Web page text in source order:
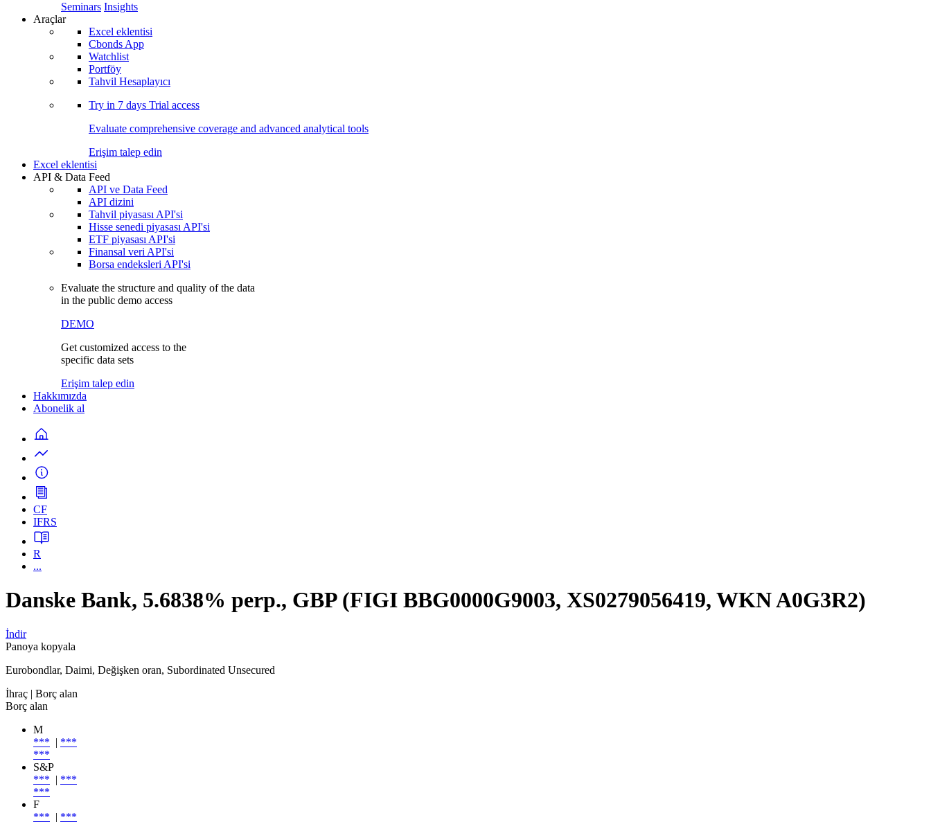
Seminars Insights
Araçlar
Excel eklentisi
Cbonds App
Watchlist
Portföy
Tahvil Hesaplayıcı
Try in 7 days Trial access
Evaluate comprehensive coverage and advanced analytical tools
Erişim talep edin
Excel eklentisi
API & Data Feed
API ve Data Feed
API dizini
Tahvil piyasası API'si
Hisse senedi piyasası API'si
ETF piyasası API'si
Finansal veri API'si
Borsa endeksleri API'si
Evaluate the structure and quality of the data
in the public demo access
DEMO
Get customized access to the
specific data sets
Erişim talep edin
Hakkımızda
Abonelik al
CF
IFRS
R
...
Danske Bank, 5.6838% perp., GBP (FIGI BBG0000G9003, XS0279056419, WKN A0G3R2)
İndir
Panoya kopyala
Eurobondlar, Daimi, Değişken oran, Subordinated Unsecured
İhraç | Borç alan
Borç alan
M
*** | ***
***
S&P
*** | ***
***
F
*** | ***